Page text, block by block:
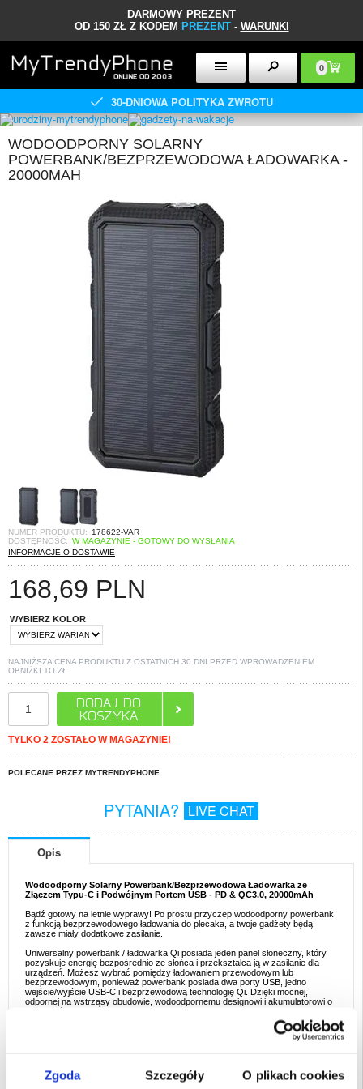
Zgoda Szczegóły O plikach cookies
DARMOWY PREZENT
OD 150 ZŁ Z KODEM PREZENT- WARUNKI
0
30-DNIOWA POLITYKA ZWROTU
WODOODPORNY SOLARNY
POWERBANK/BEZPRZEWODOWA ŁADOWARKA -
20000MAH
NUMER PRODUKTU:
178622-VAR
DOSTĘPNOŚĆ: W MAGAZYNIE - GOTOWY DO WYSŁANIA
INFORMACJE O DOSTAWIE
168,69 PLN
WYBIERZ KOLOR
NAJNIŻSZA CENA PRODUKTU Z OSTATNICH 30 DNI PRZED WPROWADZENIEM
OBNIŻKI TO ZŁ
TYLKO 2 ZOSTAŁO W MAGAZYNIE!
POLECANE PRZEZ MYTRENDYPHONE
PYTANIA? LIVE CHAT
Opis
Wodoodporny Solarny Powerbank/Bezprzewodowa Ładowarka ze
Złączem Typu-C i Podwójnym Portem USB - PD & QC3.0, 20000mAh
Bądź gotowy na letnie wyprawy! Po prostu przyczep wodoodporny powerbank
z funkcją bezprzewodowego ładowania do plecaka, a twoje gadżety będą
zawsze miały dodatkowe zasilanie.
Uniwersalny powerbank / ładowarka Qi posiada jeden panel słoneczny, który
pozyskuje energię bezpośrednio ze słońca i przekształca ją w zasilanie dla
urządzeń. Możesz wybrać pomiędzy ładowaniem przewodowym lub
bezprzewodowym, ponieważ powerbank posiada dwa porty USB, jedno
wejście/wyjście USB-C i bezprzewodową technologię Qi. Dzięki mocnej,
odpornej na wstrząsy obudowie, wodoodpornemu designowi i akumulatorowi o
Zapewnia szybkie ładowanie, nawet kiedy ładujesz telefon bezprzewodowo,
dzięki technologiom Power Delivery i Qualcomm Quick Charge 3.0.
ładowarka Qi
- Został zaprojektowany, aby wytrzymać różne warunki pogodowe, dzięki